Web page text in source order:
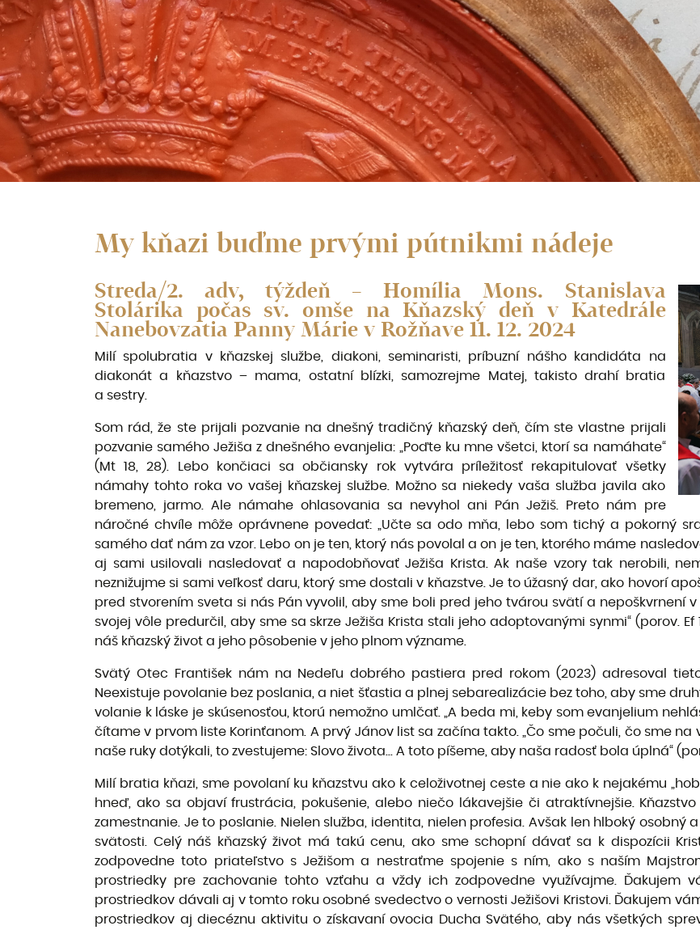
My kňazi buďme prvými pútnikmi nádeje
Streda/2. adv, týždeň – Homília Mons. Stanislava
Stolárika počas sv. omše na Kňazský deň v Katedrále
Nanebovzatia Panny Márie v Rožňave 11. 12. 2024
Milí spolubratia v kňazskej službe, diakoni, seminaristi, príbuzní nášho kandidáta na
diakonát a kňazstvo – mama, ostatní blízki, samozrejme Matej, takisto drahí bratia
a sestry.
Som rád, že ste prijali pozvanie na dnešný tradičný kňazský deň, čím ste vlastne prijali
pozvanie samého Ježiša z dnešného evanjelia: „Poďte ku mne všetci, ktorí sa namáhate“
(Mt 18, 28). Lebo končiaci sa občiansky rok vytvára príležitosť rekapitulovať všetky
námahy tohto roka vo vašej kňazskej službe. Možno sa niekedy vaša služba javila ako
bremeno, jarmo. Ale námahe ohlasovania sa nevyhol ani Pán Ježiš. Preto nám pre
náročné chvíle môže oprávnene povedať: „Učte sa odo mňa, lebo som tichý a pokorný
samého dať nám za vzor. Lebo on je ten, ktorý nás povolal a on je ten, ktorého máme
aj sami usilovali nasledovať a napodobňovať Ježiša Krista. Ak naše vzory tak nerobili,
neznižujme si sami veľkosť daru, ktorý sme dostali v kňazstve. Je to úžasný dar, ako hovorí
pred stvorením sveta si nás Pán vyvolil, aby sme boli pred jeho tvárou svätí a nepoškvrnení
svojej vôle predurčil, aby sme sa skrze Ježiša Krista stali jeho adoptovanými synmi“ (porov.
náš kňazský život a jeho pôsobenie v jeho plnom význame.
Svätý Otec František nám na Nedeľu dobrého pastiera pred rokom (2023) adresoval
Neexistuje povolanie bez poslania, a niet šťastia a plnej sebarealizácie bez toho, aby sme
volanie k láske je skúsenosťou, ktorú nemožno umlčať. „A beda mi, keby som evanjelium
čítame v prvom liste Korinťanom. A prvý Jánov list sa začína takto. „Čo sme počuli, čo sme
naše ruky dotýkali, to zvestujeme: Slovo života... A toto píšeme, aby naša radosť bola úplná“
Milí bratia kňazi, sme povolaní ku kňazstvu ako k celoživotnej ceste a nie ako k nejakému
hneď, ako sa objaví frustrácia, pokušenie, alebo niečo lákavejšie či atraktívnejšie.
zamestnanie. Je to poslanie. Nielen služba, identita, nielen profesia. Avšak len hlboký osobný
svätosti. Celý náš kňazský život má takú cenu, ako sme schopní dávať sa k dispozícii
zodpovedne toto priateľstvo s Ježišom a nestraťme spojenie s ním, ako s naším
prostriedky pre zachovanie tohto vzťahu a vždy ich zodpovedne využívajme. Ďakujem
prostriedkov dávali aj v tomto roku osobné svedectvo o vernosti Ježišovi Kristovi. Ďakujem
prostriedkov aj diecéznu aktivitu o získavaní ovocia Ducha Svätého, aby nás všetkých